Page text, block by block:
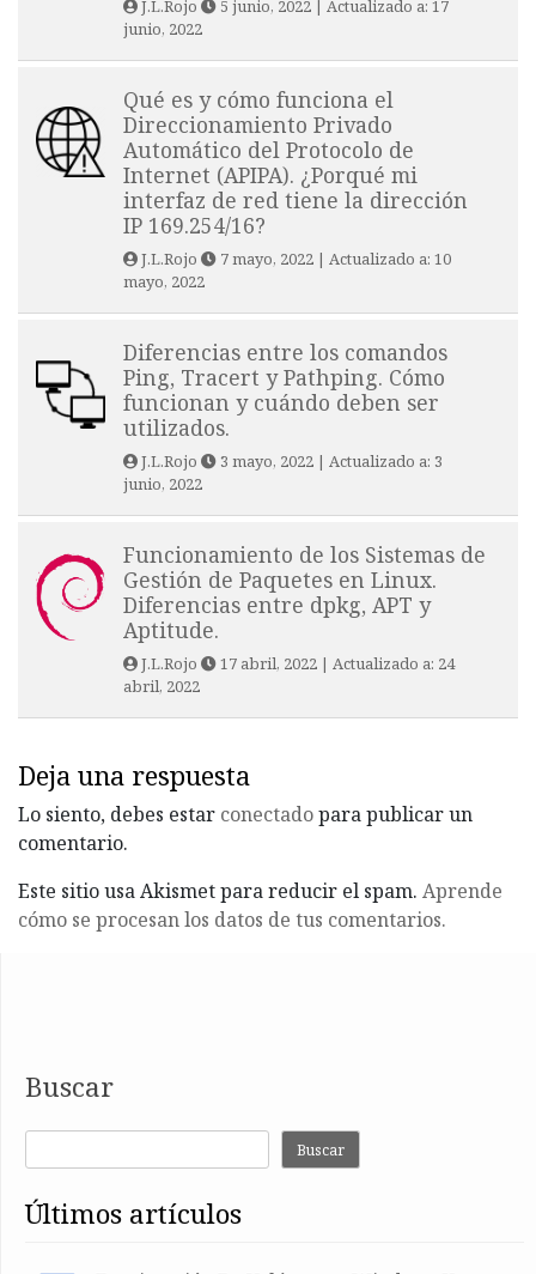
J.L.Rojo 5 junio, 2022 | Actualizado a:17
junio, 2022
Qué es y cómo funciona el
Direccionamiento Privado
Automático del Protocolo de
Internet (APIPA). ¿Porqué mi
interfaz de red tiene la dirección
IP 169.254/16?
J.L.Rojo 7 mayo, 2022 | Actualizado a:10
mayo, 2022
Diferencias entre los comandos
Ping, Tracert y Pathping. Cómo
funcionan y cuándo deben ser
utilizados.
J.L.Rojo 3 mayo, 2022 | Actualizado a: 3
junio, 2022
Funcionamiento de los Sistemas de
Gestión de Paquetes en Linux.
Diferencias entre dpkg, APT y
Aptitude.
J.L.Rojo 17 abril, 2022 | Actualizado a: 24
abril, 2022
Deja una respuesta
Lo siento, debes estar conectadopara publicar un
comentario.
Este sitio usa Akismet para reducir el spam. Aprende
cómo se procesan los datos de tus comentarios.
Buscar
Buscar
últimos artículos